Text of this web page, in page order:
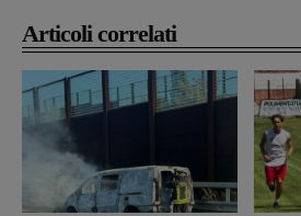
Articoli correlati